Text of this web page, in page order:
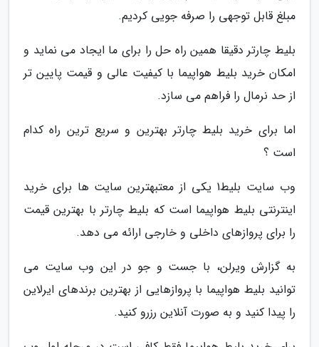
مبلغ قابل توجهی را صرفه جویی کردیم.
بلیط چارتر دقیقا همین راه حل را برای ما ایجاد می نماید و
امکان خرید بلیط هواپیما با کیفیت عالی و قیمت پایین تر
از حد نرمال را فراهم می سازد.
اما برای خرید بلیط چارتر بهترین و سریع ترین راه کدام
است ؟
وب سایت بلیط1 یکی از معتبهترین سایت ها برای خرید
اینترنتی بلیط هواپیما است که بلیط چارتر با بهترین قیمت
را برای پروازهای داخلی و خارجی ارائه می دهد.
به گزارش ویرلن، با جست و جو در این وب سایت می
توانید بلیط هواپیما با پروازهایی از بهترین برندهای ایرلاین
را پیدا کنید و به صورت آنلاین رزرو کنید.